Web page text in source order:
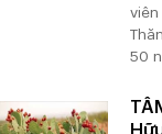
viên
50